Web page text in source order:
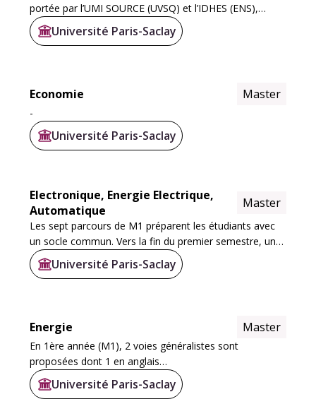
portée par l’UMI SOURCE (UVSQ) et l’IDHES (ENS),
incarne l’ambition de l’établissement : former à l’analyse
rigoureuse, interdisciplinaire, tournée...
Université Paris-Saclay
Economie Master
-
Université Paris-Saclay
Electronique, Energie Electrique,
Automatique
Master
Les sept parcours de M1 préparent les étudiants avec
un socle commun. Vers la fin du premier semestre, une
coloration, via des options, permet de préparer les
étudiants aux différents parcours de M2...
Université Paris-Saclay
Energie Master
En 1ère année (M1), 2 voies généralistes sont
proposées dont 1 en anglais
En 2ème année (M2), 9 spécialisations sont proposées
Université Paris-Saclay